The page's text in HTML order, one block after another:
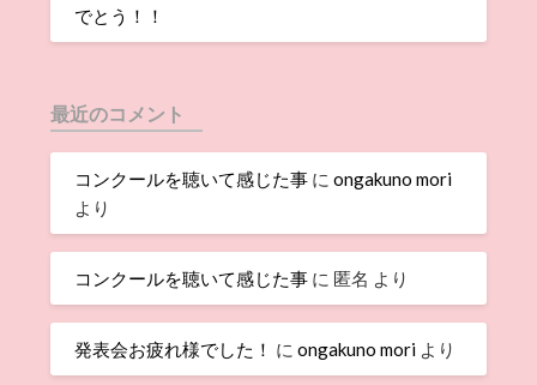
でとう！！
最近のコメント
コンクールを聴いて感じた事 にongakuno mori
より
コンクールを聴いて感じた事 に 匿名 より
発表会お疲れ様でした！ にongakuno mori より